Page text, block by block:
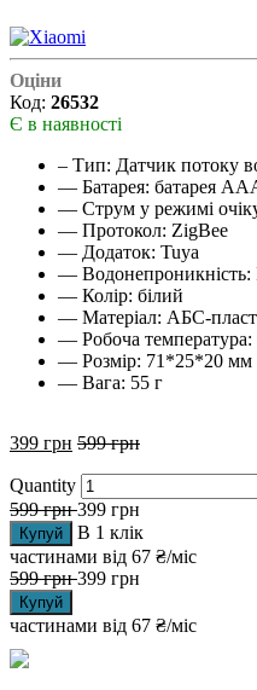
Оціни
Код: 26532
Є в наявності
– Тип: Датчик потоку
— Батарея: батарея
— Струм у режимі
— Протокол: ZigBee
— Додаток: Tuya
— Водонепроникність:
— Колір: білий
— Матеріал: АБС-
— Робоча температура:
— Розмір: 71*25*20 мм
— Вага: 55 г
399 грн 599грн
Quantity
599грн 399 грн
Купуй
В 1 клік
частинами від 67 ₴/міс
599грн 399 грн
Купуй
частинами від 67 ₴/міс